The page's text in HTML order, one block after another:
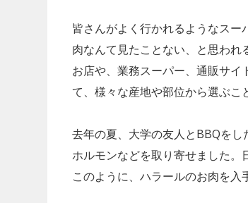
皆さんがよく行かれるようなス
肉なんて見たことない、と思わ
お店や、業務スーパー、通販サ
て、様々な産地や部位から選ぶこ
去年の夏、大学の友人とBBQをし
ホルモンなどを取り寄せました。
このように、ハラールのお肉を入
「卵の価
対策に